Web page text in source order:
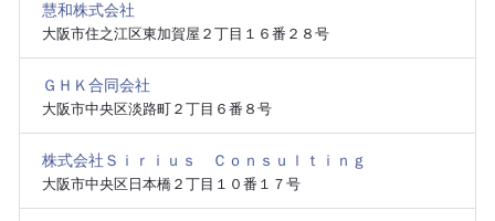
慧和株式会社
大阪市住之江区東加賀屋２丁目１６番２８号
ＧＨＫ合同会社
大阪市中央区淡路町２丁目６番８号
株式会社Ｓｉｒｉｕｓ Ｃｏｎｓｕｌｔｉｎｇ
大阪市中央区日本橋２丁目１０番１７号